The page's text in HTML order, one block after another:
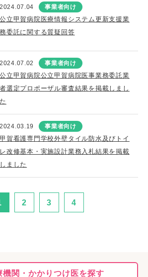
2024.07.04 事業者向け
公立甲賀病院医療情報システム更新支援業
務委託に関する質疑回答
2024.07.02 事業者向け
公立甲賀病院公立甲賀病院医事業務委託業
者選定プロポーザル審査結果を掲載しまし
た
2024.03.19 事業者向け
甲賀看護専門学校外壁タイル防水及びトイ
レ改修基本・実施設計業務入札結果を掲載
しました
2 3 4
機関・かかりつけ医を探す